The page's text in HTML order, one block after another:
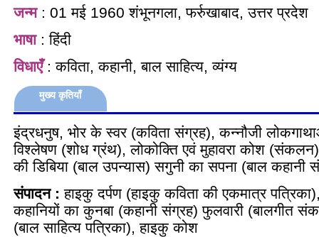
जन्म: 01 मई 1960 शंभूनगला, फर्रुखाबाद, उत्तर प्रदेश
भाषा: हिंदी
विधाएँ: कविता, कहानी, बाल साहित्य, व्यंग्य
मुख्य कृतियाँ
इंद्रधनुष, भोर के स्वर (कविता संग्रह), कन्नौजी
विश्लेषण (शोध ग्रंथ), लोकोक्ति एवं मुहावरा कोश (संकलन),
की डिबिया (बाल उपन्यास) सगुनी का सपना (बाल कहानी
संपादन : हाइकु दर्पण (हाइकु कविता की एकमात्र
कहानियों का कुनबा (कहानी संग्रह) फुलवारी (बालगीत
(बाल साहित्य पत्रिका), हाइकु कोश